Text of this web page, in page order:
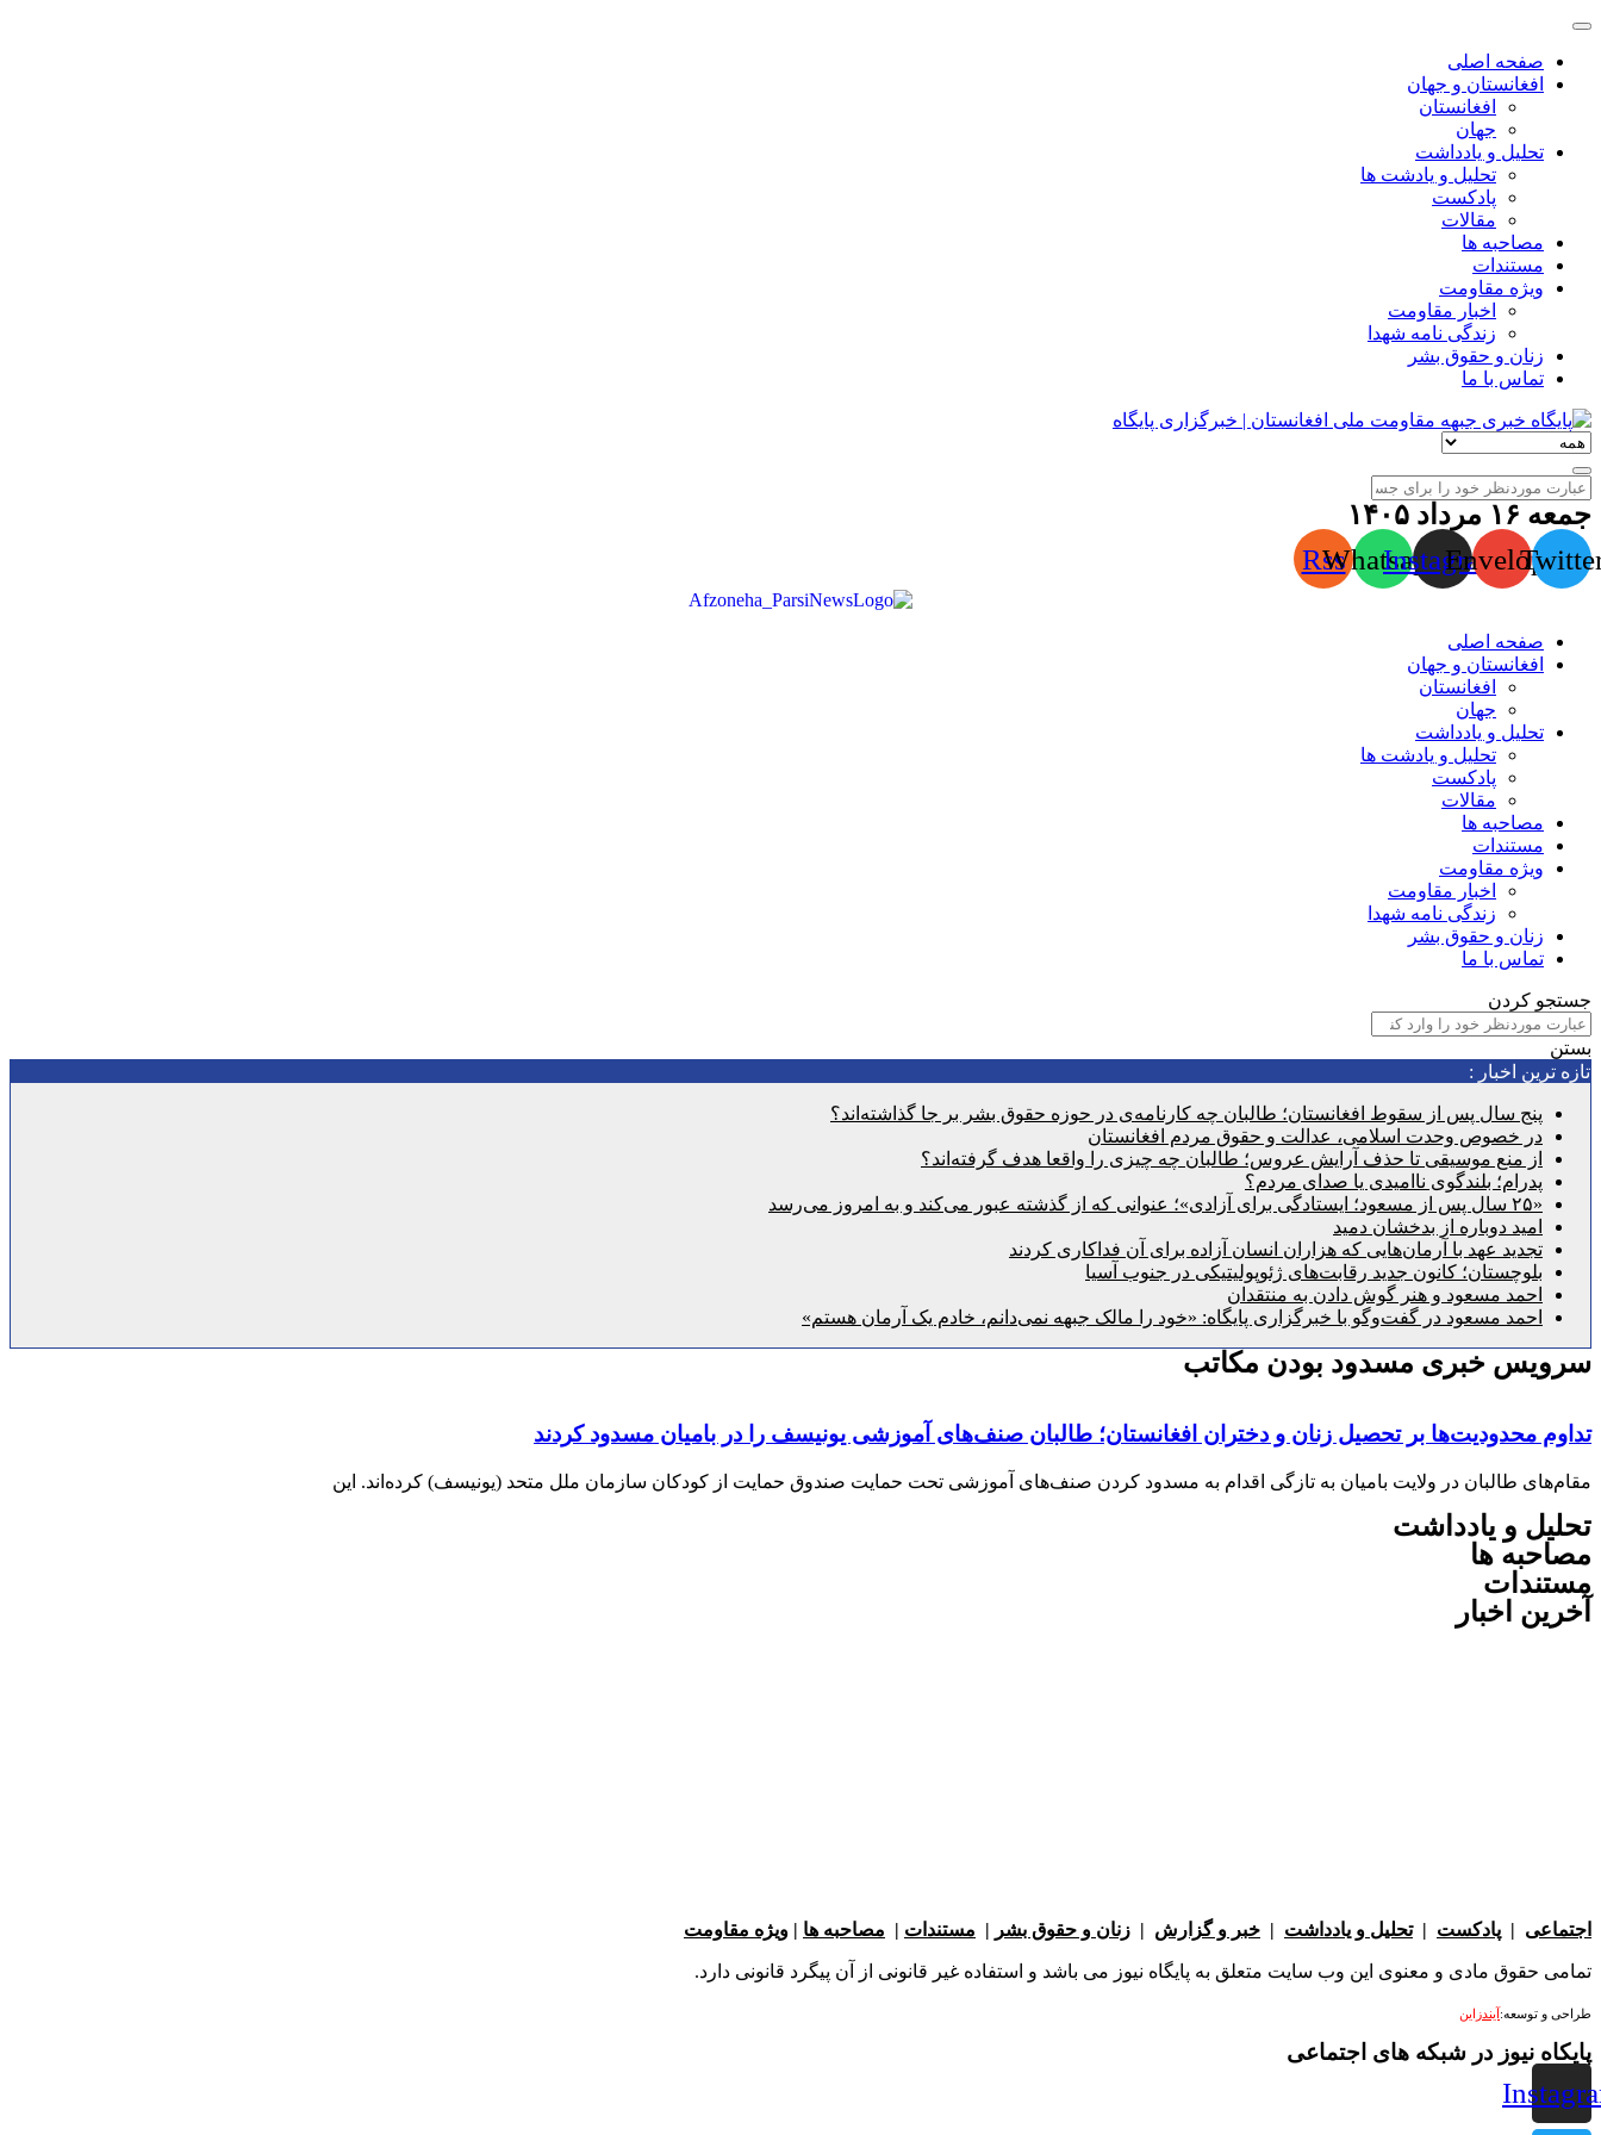
صفحه اصلی
افغانستان و جهان
افغانستان
جهان
تحلیل و یادداشت
تحلیل و یادشت ها
پادکست
مقالات
مصاحبه ها
مستندات
ویژه مقاومت
اخبار مقاومت
زندگی نامه شهدا
زنان و حقوق بشر
تماس با ما
جمعه ۱۶ مرداد ۱۴۰۵
Envelope
Instagram
Whatsapp
Rss
صفحه اصلی
افغانستان و جهان
افغانستان
جهان
تحلیل و یادداشت
تحلیل و یادشت ها
پادکست
مقالات
مصاحبه ها
مستندات
ویژه مقاومت
اخبار مقاومت
زندگی نامه شهدا
زنان و حقوق بشر
تماس با ما
جستجو کردن
بستن
تازه ترین اخبار :
پنج سال پس از سقوط افغانستان؛ طالبان چه کارنامه‌ی در حوزه حقوق بشر بر جا گذاشته‌اند؟
در خصوص وحدت اسلامی، عدالت و حقوق مردم افغانستان
از منع موسیقی تا حذف آرایش عروس؛ طالبان چه چیزی را واقعا هدف گرفته‌اند؟
پدرام؛ بلندگوی ناامیدی یا صدای مردم؟
«۲۵ سال پس از مسعود؛ ایستادگی برای آزادی»؛ عنوانی که از گذشته عبور می‌کند و به امروز می‌رسد
امید دوباره از بدخشان دمید
تجدید عهد با آرمان‌هایی که هزاران انسان آزاده برای آن فداکاری کردند
بلوچستان؛ کانون جدید رقابت‌های ژئوپولیتیکی در جنوب آسیا
احمد مسعود و هنر گوش دادن به منتقدان
احمد مسعود در گفت‌وگو با خبرگزاری پایگاه: «خود را مالک جبهه نمی‌دانم، خادم یک آرمان هستم»
سرویس خبری مسدود بودن مکاتب
تداوم محدودیت‌ها بر تحصیل زنان و دختران افغانستان؛ طالبان صنف‌های آموزشی یونیسف را در بامیان مسدود کردند
مقام‌های طالبان در ولایت بامیان به تازگی اقدام به مسدود کردن صنف‌های آموزشی تحت حمایت صندوق حمایت از کودکان سازمان ملل متحد (یونیسف) کرده‌اند. این
تحلیل و یادداشت
مصاحبه ها
مستندات
آخرین اخبار
اجتماعی | پادکست |تحلیل و یادداشت | خبر و گزارش | زنان و حقوق بشر | مستندات | مصاحبه ها | ویژه مقاومت
تمامی حقوق مادی و معنوی این وب سایت متعلق به پایگاه نیوز می باشد و استفاده غیر قانونی از آن پیگرد قانونی دارد.
طراحی و توسعه: آیندزاین
پایکاه نیوز در شبکه های اجتماعی